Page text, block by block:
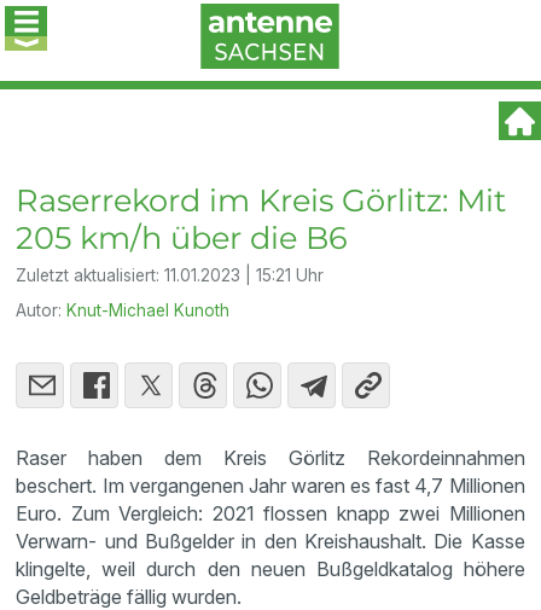
Raserrekord im Kreis Görlitz: Mit
205 km/h über die B6
Zuletzt aktualisiert:11.01.2023 | 15:21 Uhr
Autor: Knut-Michael Kunoth
Raser haben dem Kreis Görlitz Rekordeinnahmen
beschert. Im vergangenen Jahr waren es fast 4,7 Millionen
Euro. Zum Vergleich: 2021 flossen knapp zwei Millionen
Verwarn- und Bußgelder in den Kreishaushalt. Die Kasse
klingelte, weil durch den neuen Bußgeldkatalog höhere
Geldbeträge fällig wurden.